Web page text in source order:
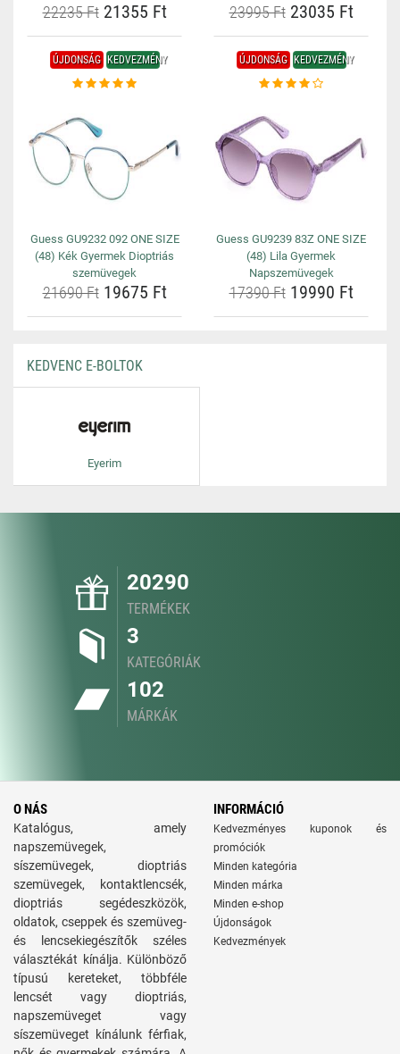
22235 Ft21355 Ft 23995 Ft23035 Ft
ÚJDONSÁG KEDVEZMÉNY
Guess GU9232 092 ONE SIZE
(48) Kék Gyermek Dioptriás
szemüvegek
21690 Ft19675 Ft
ÚJDONSÁG KEDVEZMÉNY
Guess GU9239 83Z ONE SIZE
(48) Lila Gyermek
Napszemüvegek
17390 Ft19990 Ft
KEDVENC E-BOLTOK
Eyerim
20290
TERMÉKEK
3
KATEGÓRIÁK
102
MÁRKÁK
O NÁS
Katalógus, amely
napszemüvegek,
síszemüvegek, dioptriás
szemüvegek, kontaktlencsék,
dioptriás segédeszközök,
oldatok, cseppek és szemüveg-
és lencsekiegészítők széles
választékát kínálja. Különböző
típusú kereteket, többféle
lencsét vagy dioptriás,
napszemüveget vagy
síszemüveget kínálunk férfiak,
INFORMÁCIÓ
Kedvezményes kuponok és
promóciók
Minden kategória
Minden márka
Minden e-shop
Újdonságok
Kedvezmények